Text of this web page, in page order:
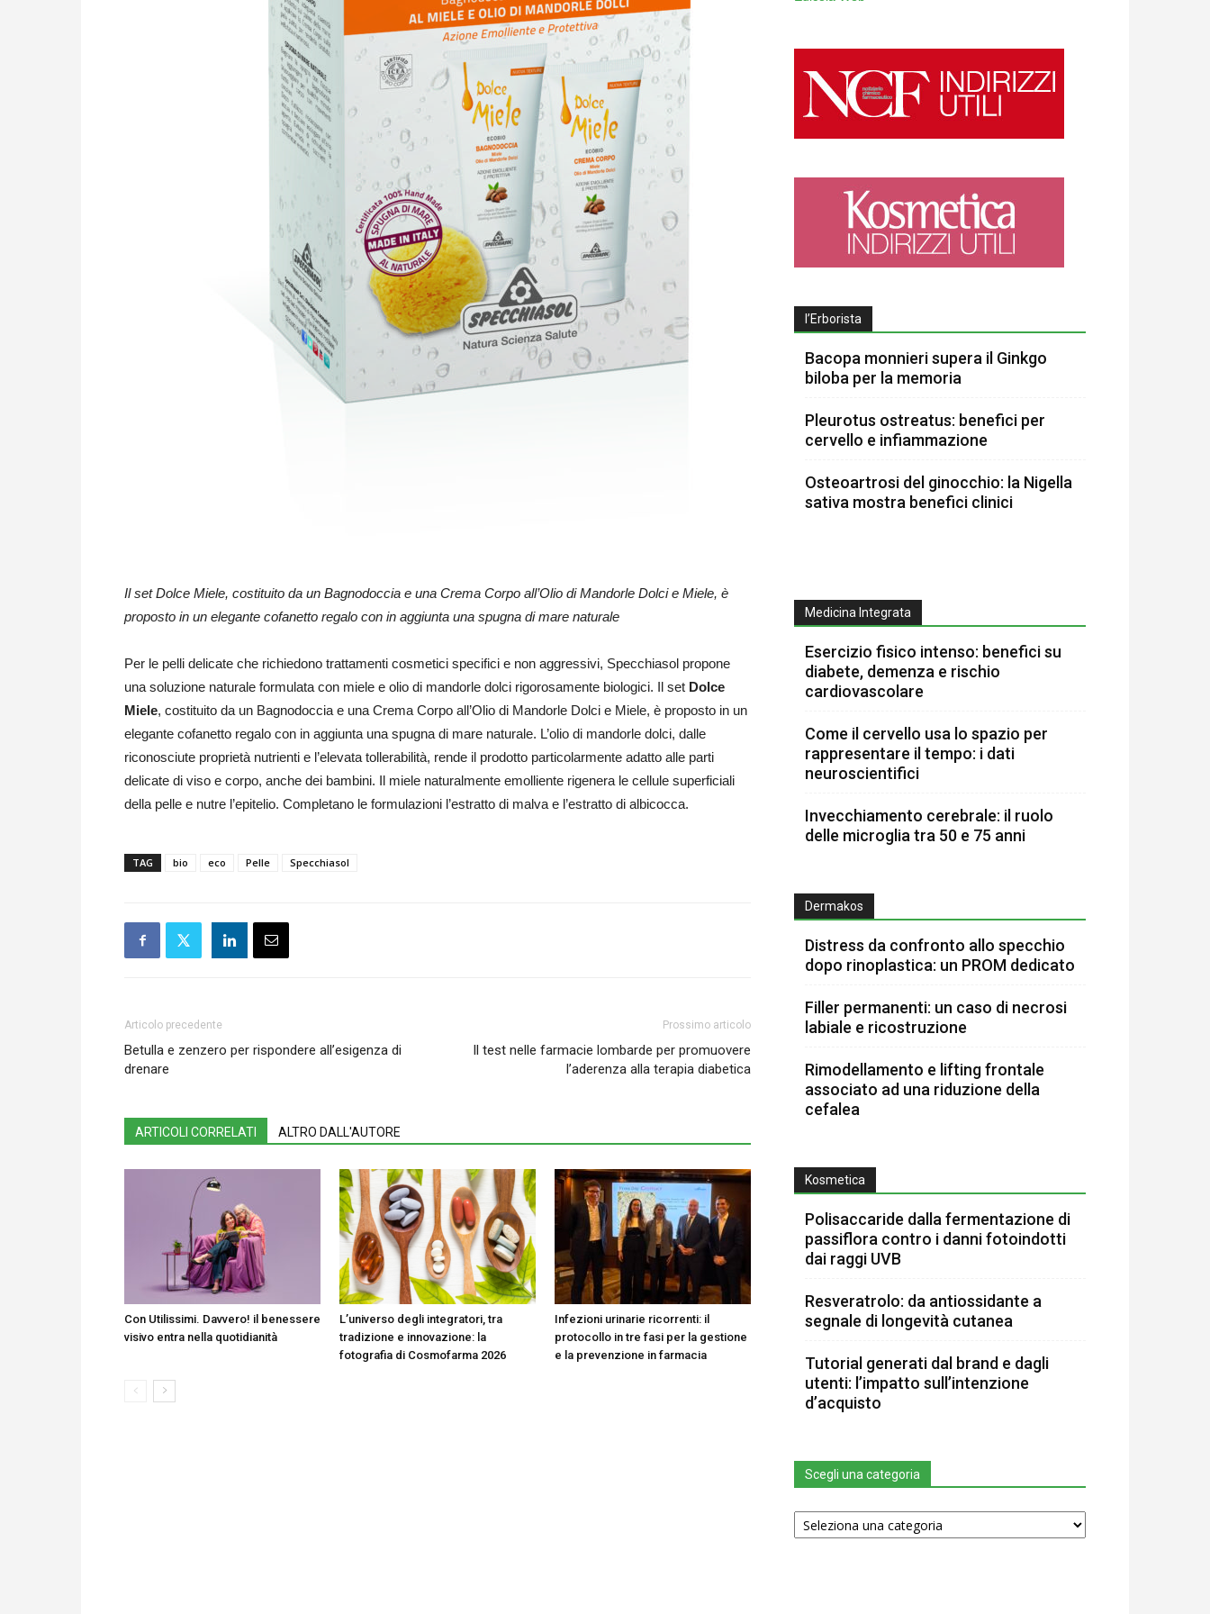
Il set Dolce Miele, costituito da un Bagnodoccia e una Crema Corpo all’Olio di Mandorle Dolci e Miele, è
proposto in un elegante cofanetto regalo con in aggiunta una spugna di mare naturale
Per le pelli delicate che richiedono trattamenti cosmetici specifici e non aggressivi, Specchiasol propone
una soluzione naturale formulata con miele e olio di mandorle dolci rigorosamente biologici. Il set Dolce
Miele, costituito da un Bagnodoccia e una Crema Corpo all’Olio di Mandorle Dolci e Miele, è proposto in un
elegante cofanetto regalo con in aggiunta una spugna di mare naturale. L’olio di mandorle dolci, dalle
riconosciute proprietà nutrienti e l’elevata tollerabilità, rende il prodotto particolarmente adatto alle parti
delicate di viso e corpo, anche dei bambini. Il miele naturalmente emolliente rigenera le cellule superficiali
della pelle e nutre l’epitelio. Completano le formulazioni l’estratto di malva e l’estratto di albicocca.
TAG bio eco Pelle Specchiasol
Articolo precedente
Betulla e zenzero per rispondere all’esigenza di
drenare
Prossimo articolo
Il test nelle farmacie lombarde per promuovere
l’aderenza alla terapia diabetica
ARTICOLI CORRELATI ALTRO DALL'AUTORE
Con Utilissimi. Davvero! il benessere
visivo entra nella quotidianità
L’universo degli integratori, tra
tradizione e innovazione: la
fotografia di Cosmofarma 2026
Infezioni urinarie ricorrenti: il
protocollo in tre fasi per la gestione
e la prevenzione in farmacia
l’Erborista
Bacopa monnieri supera il Ginkgo
biloba per la memoria
Pleurotus ostreatus: benefici per
cervello e infiammazione
Osteoartrosi del ginocchio: la Nigella
sativa mostra benefici clinici
Medicina Integrata
Esercizio fisico intenso: benefici su
diabete, demenza e rischio
cardiovascolare
Come il cervello usa lo spazio per
rappresentare il tempo: i dati
neuroscientifici
Invecchiamento cerebrale: il ruolo
delle microglia tra 50 e 75 anni
Dermakos
Distress da confronto allo specchio
dopo rinoplastica: un PROM dedicato
Filler permanenti: un caso di necrosi
labiale e ricostruzione
Rimodellamento e lifting frontale
associato ad una riduzione della
cefalea
Kosmetica
Polisaccaride dalla fermentazione di
passiflora contro i danni fotoindotti
dai raggi UVB
Resveratrolo: da antiossidante a
segnale di longevità cutanea
Tutorial generati dal brand e dagli
utenti: l’impatto sull’intenzione
d’acquisto
Scegli una categoria
Scegli
una